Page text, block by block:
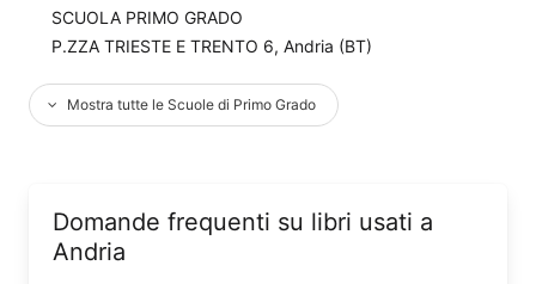
SCUOLA PRIMO GRADO
P.ZZA TRIESTE E TRENTO 6, Andria (BT)
Mostra tutte le Scuole di Primo Grado
Domande frequenti su libri usati a
Andria